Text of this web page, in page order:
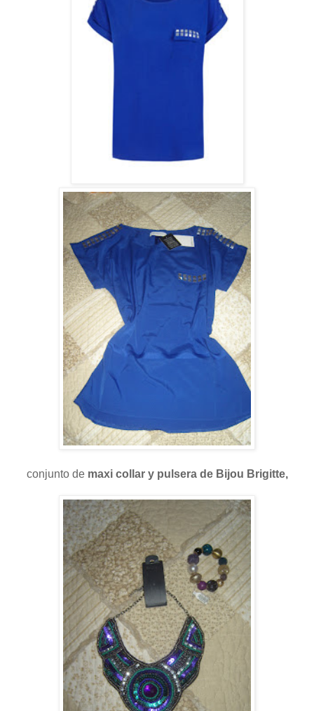
conjunto demaxi collar y pulsera de Bijou Brigitte,